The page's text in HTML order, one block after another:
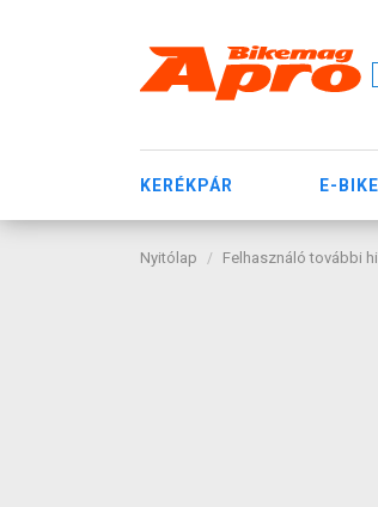
KERÉKPÁR E-BIKE
Nyitólap Felhasználó további